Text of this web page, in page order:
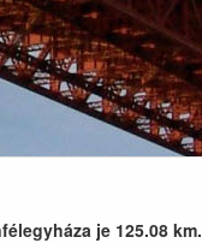
je 125.08 km.